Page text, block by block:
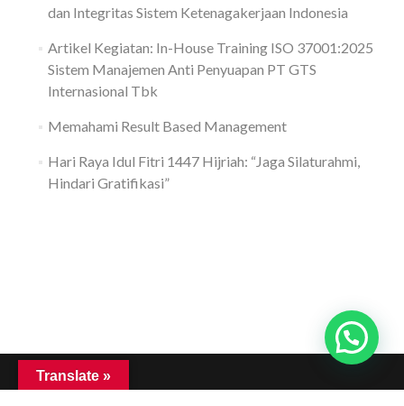
dan Integritas Sistem Ketenagakerjaan Indonesia
Artikel Kegiatan: In-House Training ISO 37001:2025
Sistem Manajemen Anti Penyuapan PT GTS
Internasional Tbk
Memahami Result Based Management
Hari Raya Idul Fitri 1447 Hijriah: “Jaga Silaturahmi,
Hindari Gratifikasi”
Translate »